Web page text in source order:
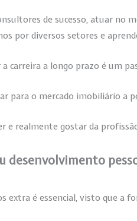
de sucesso, atuar no
por diversos setores e
carreira a longo prazo é um
para o mercado imobiliário a
e realmente gostar da
desenvolvimento
extra é essencial, visto que a